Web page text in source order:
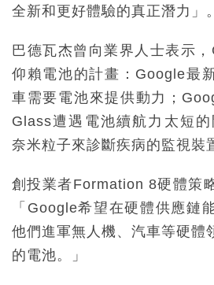
全新和更好體驗的真正潛力」。
巴德瓦杰曾向業界人士表示
仰賴電池的計畫：Google最
車需要電池來提供動力；
Glass遭遇電池續航力太短
奈米粒子來診斷疾病的監視裝
創投業者Formation 8硬體策
「Google希望在硬體供應鏈
他們進軍無人機、汽車等硬體
的電池。」